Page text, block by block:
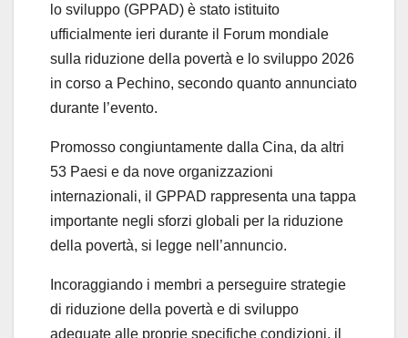
lo sviluppo (GPPAD) è stato istituito
ufficialmente ieri durante il Forum mondiale
sulla riduzione della povertà e lo sviluppo 2026
in corso a Pechino, secondo quanto annunciato
durante l’evento.
Promosso congiuntamente dalla Cina, da altri
53 Paesi e da nove organizzazioni
internazionali, il GPPAD rappresenta una tappa
importante negli sforzi globali per la riduzione
della povertà, si legge nell’annuncio.
Incoraggiando i membri a perseguire strategie
di riduzione della povertà e di sviluppo
adeguate alle proprie specifiche condizioni, il